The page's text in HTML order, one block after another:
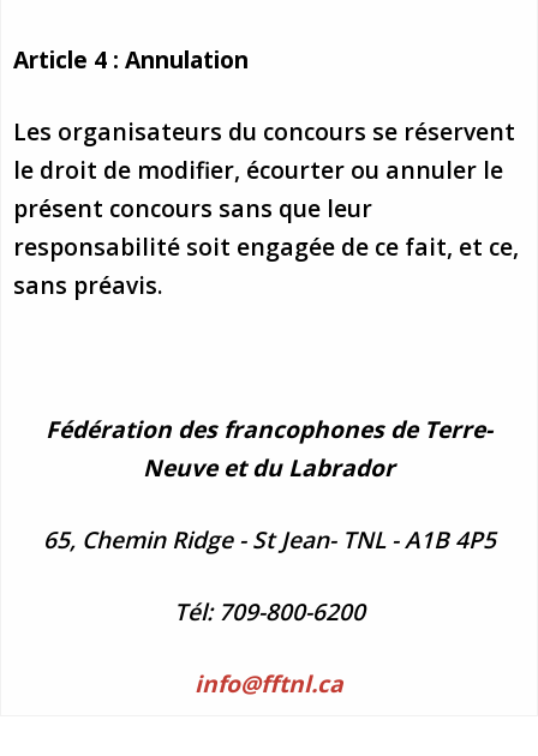
Article 4 : Annulation
Les organisateurs du concours se réservent
le droit de modifier, écourter ou annuler le
présent concours sans que leur
responsabilité soit engagée de ce fait, et ce,
sans préavis.
Fédération des francophones de Terre-
Neuve et du Labrador
65, Chemin Ridge - St Jean- TNL - A1B 4P5
Tél: 709-800-6200
info@fftnl.ca